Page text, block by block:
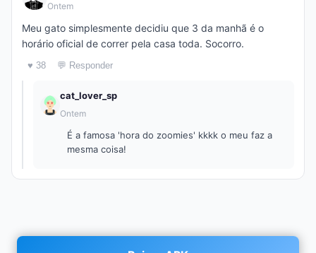
Ontem
Meu gato simplesmente decidiu que 3 da manhã é o
horário oficial de correr pela casa toda. Socorro.
♥ 38 💬 Responder
cat_lover_sp
Ontem
É a famosa 'hora do zoomies' kkkk o meu faz a
mesma coisa!